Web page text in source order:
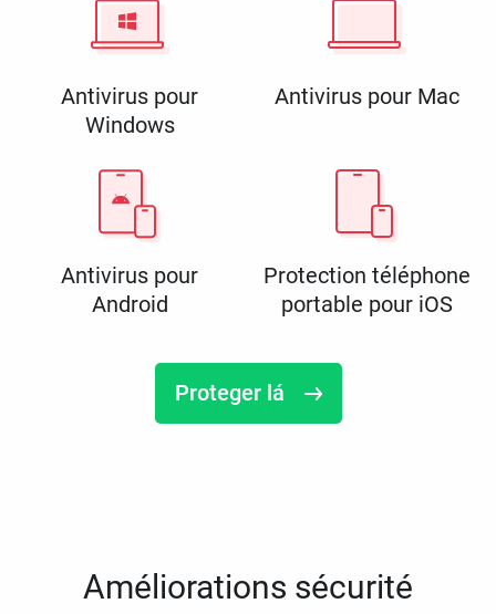
Antivirus pour
Windows
Antivirus pour Mac
Antivirus pour
Android
Protection téléphone
portable pour iOS
Proteger lá
Améliorations sécurité